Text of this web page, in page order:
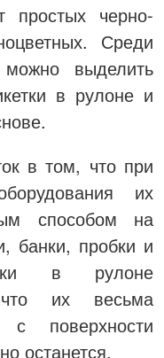
простых черно-
Среди
можно выделить
в рулоне и
в том, что при
их
способом на
банки, пробки и
в рулоне
что их весьма
с поверхности
останется.